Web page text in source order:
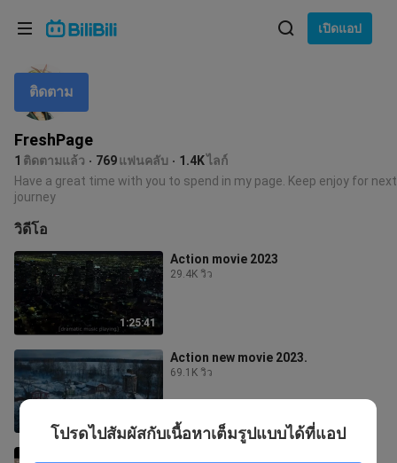
เปิดแอป
FreshPage
1 ติดตามแล้ว 769แฟนคลับ 1.4Kไลก์
ติดตาม
Have a great time with you to spend in my page. Keep enjoy for next
journey
วิดีโอ
1:25:41
Action movie 2023
29.4K วิว
Action new movie 2023.
69.1K วิว
โปรดไปสัมผัสกับเนื้อหาเต็มรูปแบบได้ที่แอป
ภาษา: ภาษาไทย
ข้าสู่
ะบบ
เลือกภาษา
English
ภาษาไทย
Tiếng Việt
Bahasa Indonesia
Bahasa Melayu